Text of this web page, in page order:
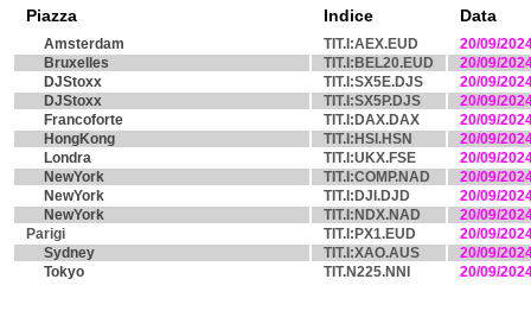
Piazza Indice Data
Amsterdam TIT.I:AEX.EUD
20/09/
Bruxelles
TIT.I:BEL20.EUD
20/09/
DJStoxx
TIT.I:SX5E.DJS
20/09/
DJStoxx
TIT.I:SX5P.DJS
20/09/
Francoforte
TIT.I:DAX.DAX
20/09/
HongKong
TIT.I:HSI.HSN
20/09/
Londra
TIT.I:UKX.FSE
20/09/
NewYork
TIT.I:COMP.NAD
20/09/
NewYork
TIT.I:DJI.DJD
20/09/
NewYork
TIT.I:NDX.NAD
20/09/
Parigi
TIT.I:PX1.EUD
20/09/
Sydney
TIT.I:XAO.AUS
20/09/
Tokyo
TIT.N225.NNI 20/09/